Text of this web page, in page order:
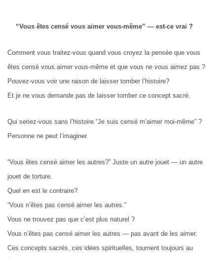
“Vous êtes censé vous aimer vous-même” — est-ce vrai ?
Comment vous traitez-vous quand vous croyez la pensée que vous
êtes censé vous aimer vous-même et que vous ne vous aimez pas ?
Pouvez-vous voir une raison de laisser tomber l’histoire?
Et je ne vous demande pas de laisser tomber ce concept sacré.
Qui seriez-vous sans l’histoire “Je suis censé m’aimer moi-même” ?
Personne ne peut l’imaginer.
“Vous êtes censé aimer les autres?” Juste un autre jouet — un autre
jouet de torture.
Quel en est le contraire?
“Vous n’êtes pas censé aimer les autres.”
Vous ne trouvez pas que c’est plus naturel ?
Vous n’êtes pas censé aimer les autres — pas avant de les aimer.
Ces concepts sacrés, ces idées spirituelles, tournent toujours au